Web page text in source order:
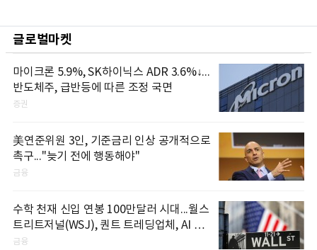
글로벌마켓
마이크론 5.9%, SK하이닉스 ADR 3.6%↓...
반도체주, 급반등에 따른 조정 국면
증권
美연준위원 3인, 기준금리 인상 공개적으로
촉구..."늦기 전에 행동해야"
금융
수학 천재 신입 연봉 100만달러 시대...월스
트리트저널(WSJ), 퀀트 트레딩업체, AI 기
업들 인재 확보 경쟁
금융